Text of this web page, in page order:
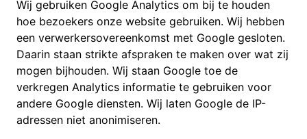
Wij gebruiken Google Analytics om bij te houden
hoe bezoekers onze website gebruiken. Wij hebben
een verwerkersovereenkomst met Google gesloten.
Daarin staan strikte afspraken te maken over wat zij
mogen bijhouden. Wij staan Google toe de
verkregen Analytics informatie te gebruiken voor
andere Google diensten. Wij laten Google de IP-
adressen niet anonimiseren.